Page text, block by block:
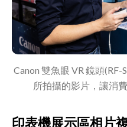
Canon 雙魚眼 VR 鏡頭(RF-
所拍攝的影片，讓消
印表機展示區相片